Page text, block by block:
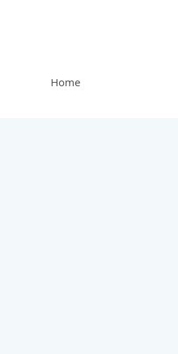
Home